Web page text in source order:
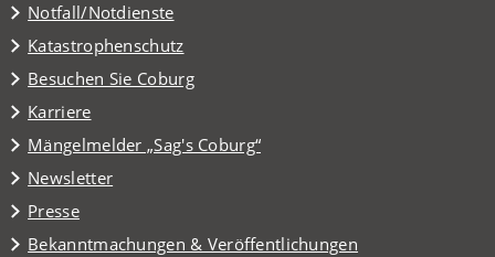
Notfall/Notdienste
Katastrophenschutz
Besuchen Sie Coburg
(Öffnet
in
einem
neuen
Tab)
Karriere
Mängelmelder „Sag's Coburg“
(Öffnet
in
einem
neuen
Tab)
Newsletter
Presse
Bekanntmachungen & Veröffentlichungen